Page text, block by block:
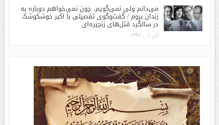
می‌دانم ولی نمی‌گویم، چون نمی‌خواهم دوباره به
زندان بروم / گفت‌وگوی تفصیلی با اکبر خوشکوشک
در سالگرد قتل‌های زنجیره‌ای
آذر ۰۱, ۱۳۹۶